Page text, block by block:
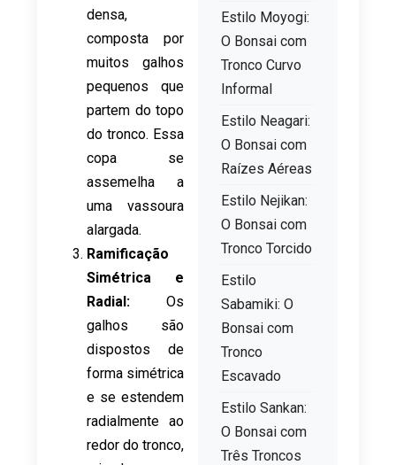
Estilo Moyogi:
O Bonsai com
Tronco Curvo
Informal
Estilo Neagari:
O Bonsai com
Raízes Aéreas
Estilo Nejikan:
O Bonsai com
Tronco Torcido
Estilo
Sabamiki: O
Bonsai com
Tronco
Escavado
Estilo Sankan:
O Bonsai com
Três Troncos
densa,
composta por
muitos galhos
pequenos que
partem do topo
do tronco. Essa
copa se
assemelha a
uma vassoura
alargada.
Ramificação
Simétrica e
Radial: Os
galhos são
dispostos de
forma simétrica
e se estendem
radialmente ao
redor do tronco,